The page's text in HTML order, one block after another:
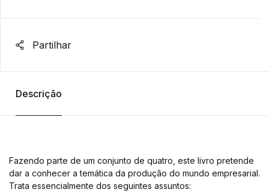
Partilhar
Descrição
Fazendo parte de um conjunto de quatro, este livro pretende
dar a conhecer a temática da produção do mundo empresarial.
Trata essencialmente dos seguintes assuntos: